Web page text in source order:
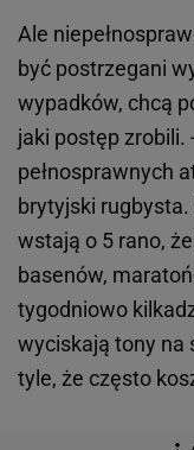
Ale
być postrzegani
wypadków, chcą
jaki postęp zrobili.
pełnosprawnych
brytyjski rugbysta.
wstają o 5 rano,
basenów,
tygodniowo
wyciskają tony na
tyle, że często